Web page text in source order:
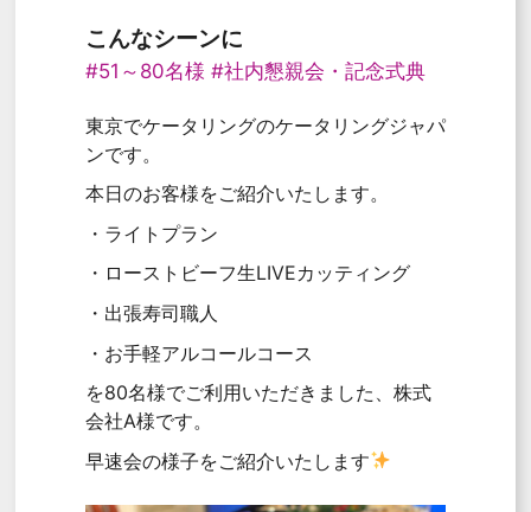
こんなシーンに
#51～80名様 #社内懇親会・記念式典
東京でケータリングのケータリングジャパ
ンです。
本日のお客様をご紹介いたします。
・ライトプラン
・ローストビーフ生LIVEカッティング
・出張寿司職人
・お手軽アルコールコース
を80名様でご利用いただきました、株式
会社A様です。
早速会の様子をご紹介いたします